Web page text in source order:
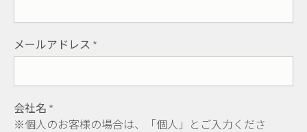
メールアドレス *
会社名 *
※個人のお客様の場合は、「個人」とご入力くださ